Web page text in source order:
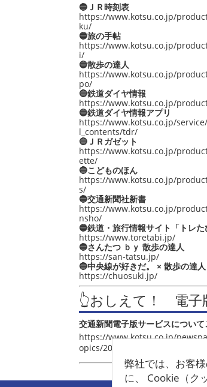
弊社では、お客
に、 Cookie（ク
🔵ＪＲ時刻表
https://www.kotsu.co.jp/
ku/
🔵旅の手帖
https://www.kotsu.co.jp/
i/
🔵散歩の達人
https://www.kotsu.co.jp/
po/
🔵鉄道ダイヤ情報
https://www.kotsu.co.jp/
🔵鉄道ダイヤ情報アプリ
https://www.kotsu.co.jp/
l_contents/tdr/
🔵ＪＲガゼット
https://www.kotsu.co.jp/
ette/
🔵こどものほん
https://www.kotsu.co.jp/
s/
🔵交通新聞社新書
https://www.kotsu.co.jp/
nsho/
🔵鉄道・旅行情報サイト「トレた
https://www.toretabi.jp/
🔵さんたつ ｂｙ 散歩の達人
https://san-tatsu.jp/
🔵中央線が好きだ。 × 散歩の達人
https://chuosuki.jp/
👆おしえて！ 電子
交通新聞電子版サービスについて
https://www.kotsu.co.jp/
opics/2021/post_4048.html